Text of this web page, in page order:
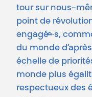
tour sur nous-
point de
engagé·e·s,
du monde
échelle de
monde plus
respectueux des